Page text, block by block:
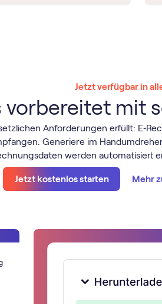
Jetzt verfügbar in
vorbereitet mit
Anforderungen erfüllt:
Generiere im
werden automatisiert
Jetzt kostenlos starten Mehr